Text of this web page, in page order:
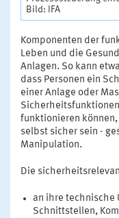
Bild: IFA
Komponenten der
Leben und die
Anlagen. So kann
dass Personen ein
einer Anlage oder
funktionieren
selbst sicher sein -
Manipulation.
Die
an ihre technische
Schnittstellen,